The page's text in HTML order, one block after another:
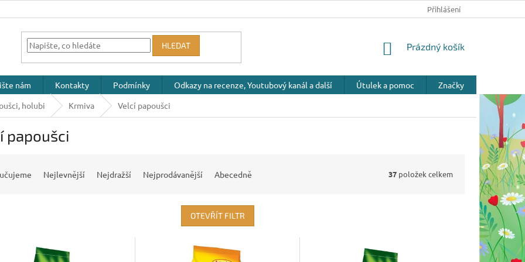
Přihlášení
HLEDAT
NÁKUPNÍ
Prázdný košík
nám Kontakty Podmínky Odkazy na recenze, Youtubový kanál a další Útulek a pomoc
Značky
holubi Krmiva Velcí papoušci
papoušci
Nejlevnější Nejdražší Nejprodávanější Abecedně 37 položek celkem
OTEVŘÍT FILTR